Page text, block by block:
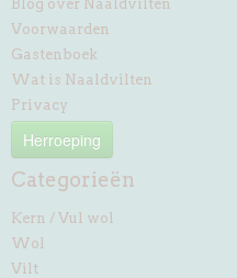
Blog over Naaldvilten
Voorwaarden
Gastenboek
Wat is Naaldvilten
Privacy
Herroeping
Categorieën
Kern / Vul wol
Wol
Vilt